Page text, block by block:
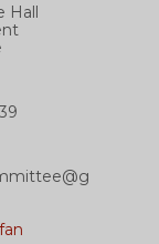
Hall